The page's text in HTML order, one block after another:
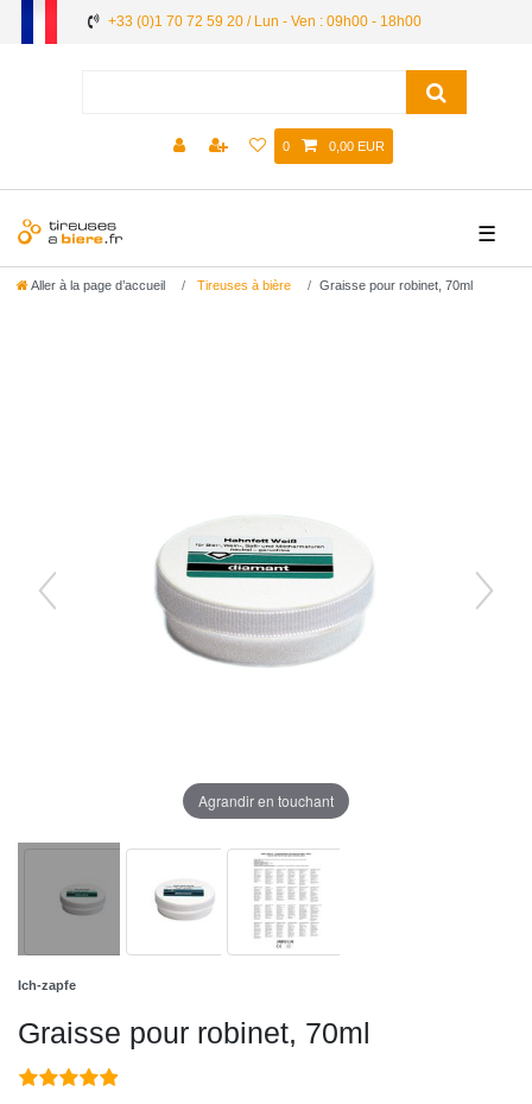
+33 (0)1 70 72 59 20 / Lun - Ven : 09h00 - 18h00
0 0,00 EUR
☰
Aller à la page d’accueil Tireuses à bière Graisse pour robinet, 70ml
Agrandir en touchant
Ich-zapfe
Graisse pour robinet, 70ml